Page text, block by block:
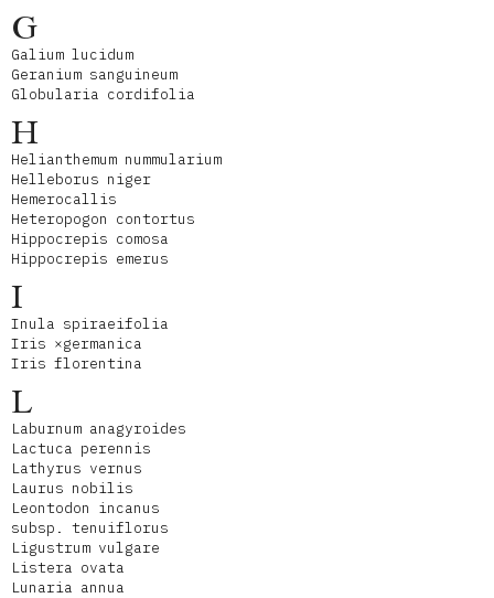
G
Galium lucidum
Geranium sanguineum
Globularia cordifolia
H
Helianthemum nummularium
Helleborus niger
Hemerocallis
Heteropogon contortus
Hippocrepis comosa
Hippocrepis emerus
I
Inula spiraeifolia
Iris ×germanica
Iris florentina
L
Laburnum anagyroides
Lactuca perennis
Lathyrus vernus
Laurus nobilis
Leontodon incanus
subsp. tenuiflorus
Ligustrum vulgare
Listera ovata
Lunaria annua